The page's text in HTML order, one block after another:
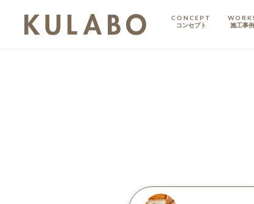
CONCEPT
コンセプト 施工事例